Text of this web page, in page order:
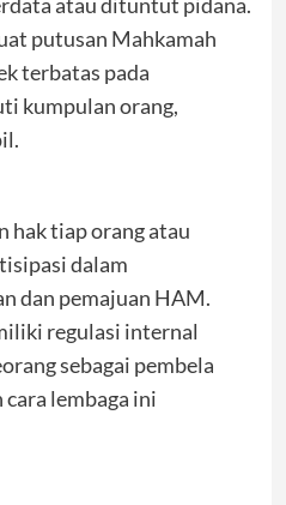
putusan Mahkamah
terbatas pada
kumpulan orang,
hak tiap orang atau
dalam
dan pemajuan HAM.
regulasi internal
sebagai pembela
lembaga ini